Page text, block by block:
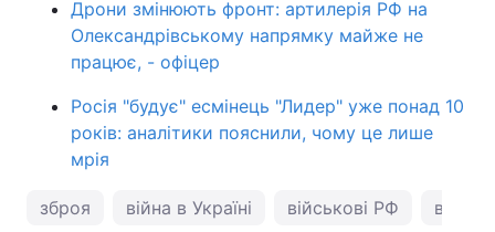
Дрони змінюють фронт: артилерія РФ на
Олександрівському напрямку майже не
працює, - офіцер
Росія "будує" есмінець "Лидер" уже понад 10
років: аналітики пояснили, чому це лише
мрія
зброя війна в Україні військові РФ війна